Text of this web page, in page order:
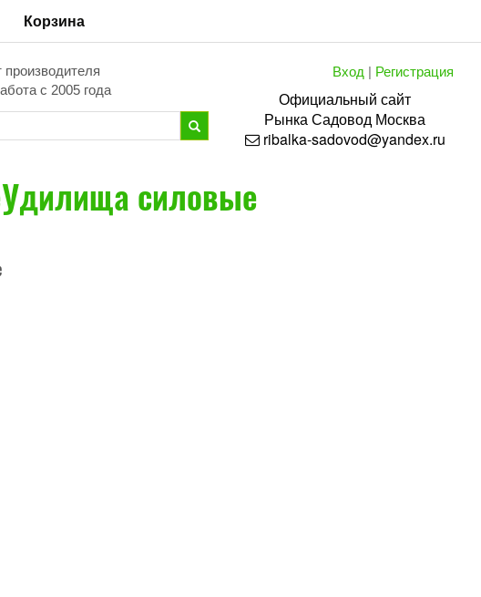
Корзина
производителя
с 2005 года
Вход | Регистрация
Официальный сайт
РынкаСадовод Москва
ribalka-sadovod@yandex.ru
силовые